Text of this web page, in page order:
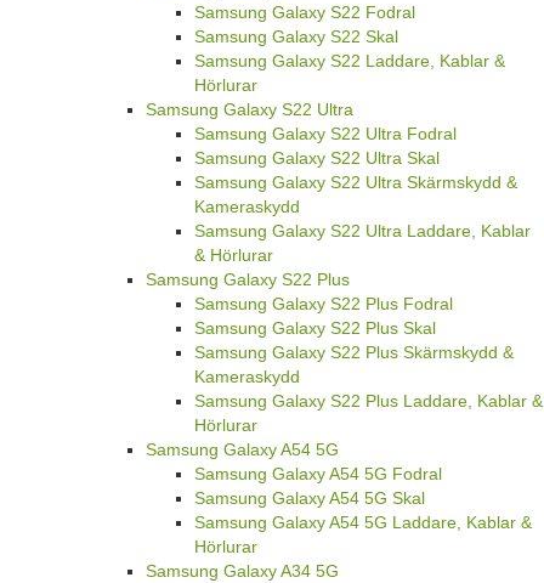
Samsung Galaxy S22 Fodral
Samsung Galaxy S22 Skal
Samsung Galaxy S22 Laddare, Kablar &
Hörlurar
Samsung Galaxy S22 Ultra
Samsung Galaxy S22 Ultra Fodral
Samsung Galaxy S22 Ultra Skal
Samsung Galaxy S22 Ultra Skärmskydd &
Kameraskydd
Samsung Galaxy S22 Ultra Laddare, Kablar
& Hörlurar
Samsung Galaxy S22 Plus
Samsung Galaxy S22 Plus Fodral
Samsung Galaxy S22 Plus Skal
Samsung Galaxy S22 Plus Skärmskydd &
Kameraskydd
Samsung Galaxy S22 Plus Laddare, Kablar &
Hörlurar
Samsung Galaxy A54 5G
Samsung Galaxy A54 5G Fodral
Samsung Galaxy A54 5G Skal
Samsung Galaxy A54 5G Laddare, Kablar &
Hörlurar
Samsung Galaxy A34 5G